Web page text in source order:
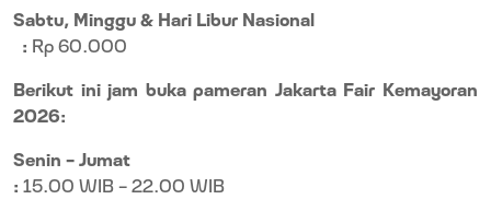
Sabtu, Minggu & Hari Libur Nasional
: Rp 60.000
Berikut ini jam buka pameran Jakarta Fair Kemayoran
2026:
Senin – Jumat
: 15.00 WIB – 22.00 WIB